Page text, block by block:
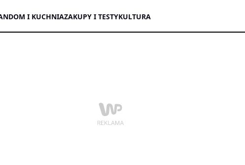
DOM I KUCHNIAZAKUPY I TESTYKULTURA